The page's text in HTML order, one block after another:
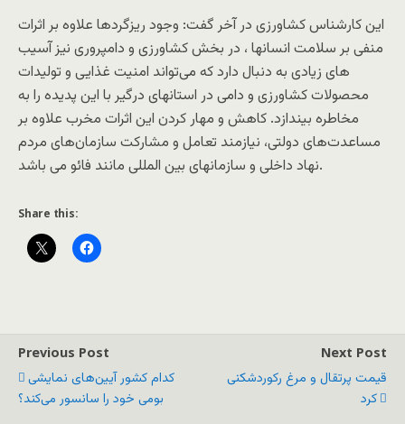
این کارشناس کشاورزی در آخر گفت: وجود ریزگردها علاوه بر اثرات
منفی بر سلامت انسانها ، در بخش کشاورزی و دامپروری نیز آسیب
های زیادی به دنبال دارد که می‌تواند امنیت غذایی و تولیدات
محصولات کشاورزی و دامی در استانهای درگیر با این پدیده را به
مخاطره بیندازد. کاهش و مهار کردن این اثرات مخرب علاوه بر
مساعدت‌های دولتی، نیازمند تعامل و مشارکت سازمان‌های مردم
نهاد داخلی و سازمانهای بین المللی مانند فائو می باشد.
Share this:
Previous Post
کدام کشور آیین‌های نمایشی
بومی خود را سانسور می‌کند؟
Next Post
قیمت پرتقال و مرغ رکوردشکنی
کرد